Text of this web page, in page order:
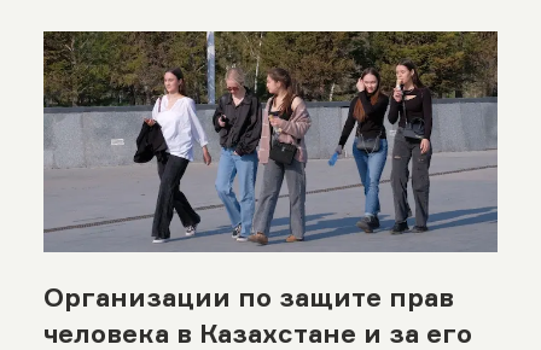
Организации по защите прав
человека в Казахстане и за его